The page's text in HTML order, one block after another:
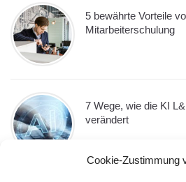
Cookie-Zustimmung
5 bewährte Vorteile
Mitarbeiterschulung
7 Wege, wie die KI
verändert